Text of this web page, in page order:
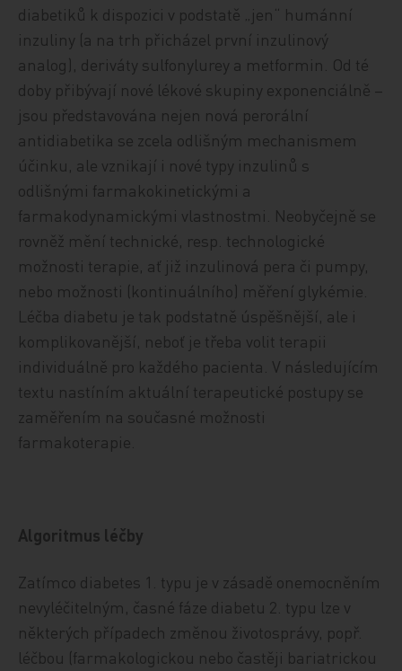
diabetiků k dispozici v podstatě „jen“ humánní
inzuliny (a na trh přicházel první inzulinový
analog), deriváty sulfonylurey a metformin. Od té
doby přibývají nové lékové skupiny exponenciálně –
jsou představována nejen nová perorální
antidiabetika se zcela odlišným mechanismem
účinku, ale vznikají i nové typy inzulinů s
odlišnými farmakokinetickými a
farmakodynamickými vlastnostmi. Neobyčejně se
rovněž mění technické, resp. technologické
možnosti terapie, ať již inzulinová pera či pumpy,
nebo možnosti (kontinuálního) měření glykémie.
Léčba diabetu je tak podstatně úspěšnější, ale i
komplikovanější, neboť je třeba volit terapii
individuálně pro každého pacienta. V následujícím
textu nastíním aktuální terapeutické postupy se
zaměřením na současné možnosti
farmakoterapie.
Algoritmus léčby
Zatímco diabetes 1. typu je v zásadě onemocněním
nevyléčitelným, časné fáze diabetu 2. typu lze v
některých případech změnou životosprávy, popř.
léčbou (farmakologickou nebo častěji bariatrickou